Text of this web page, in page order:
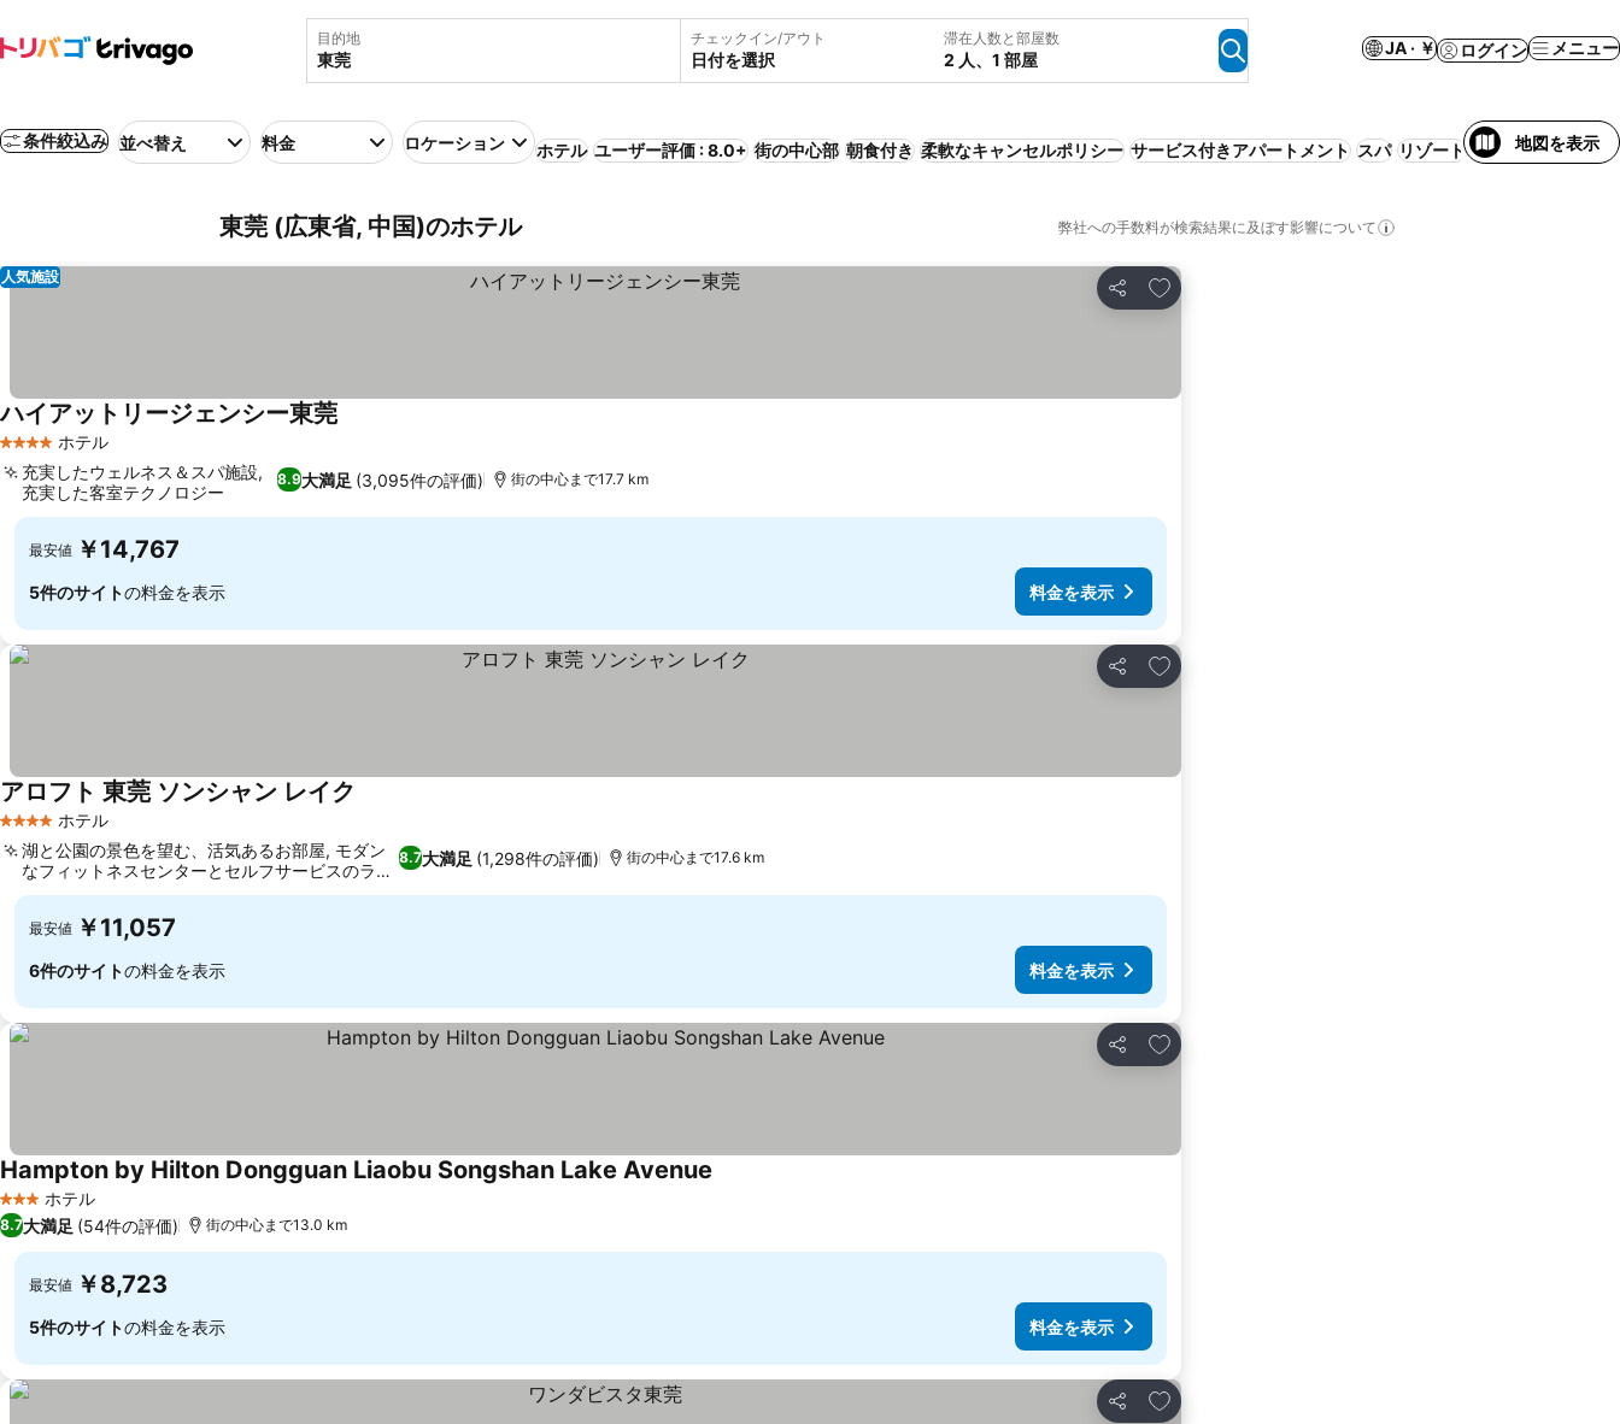
目的地 チェックイン/アウト
日付を選択
滞在人数と部屋数
2 人、1 部屋
JA · ￥ ログイン メニュー
条件絞込み 並べ替え 料金 ロケーション ホテル ユーザー評価 : 8.0+ 街の中心部 朝食付き 柔軟なキャンセルポリシー サービス付きアパートメント スパ リゾート サウナ エアコン
地図を表示
東莞 (広東省, 中国)のホテル 弊社への手数料が検索結果に及ぼす影響について
シェア
お気に入りに追加
人気施設
4 ホテルのランク
ホテル
ハイアットリージェンシー東莞
8.9大満足 (3,095件の評価)
充実したウェルネス＆スパ施設,
充実した客室テクノロジー
街の中心まで17.7 km
最安値 ￥14,767
5件のサイトの料金を表示 料金を表示
シェア
お気に入りに追加
4 ホテルのランク
ホテル
アロフト 東莞 ソンシャン レイク
8.7大満足 (1,298件の評価)
湖と公園の景色を望む、活気あるお部屋, モダン
なフィットネスセンターとセルフサービスのラン
ドリー
街の中心まで17.6 km
最安値 ￥11,057
6件のサイトの料金を表示 料金を表示
シェア
お気に入りに追加
3 ホテルのランク
ホテル
Hampton by Hilton Dongguan Liaobu Songshan Lake Avenue
8.7大満足 (54件の評価) 街の中心まで13.0 km
最安値 ￥8,723
5件のサイトの料金を表示 料金を表示
シェア
お気に入りに追加